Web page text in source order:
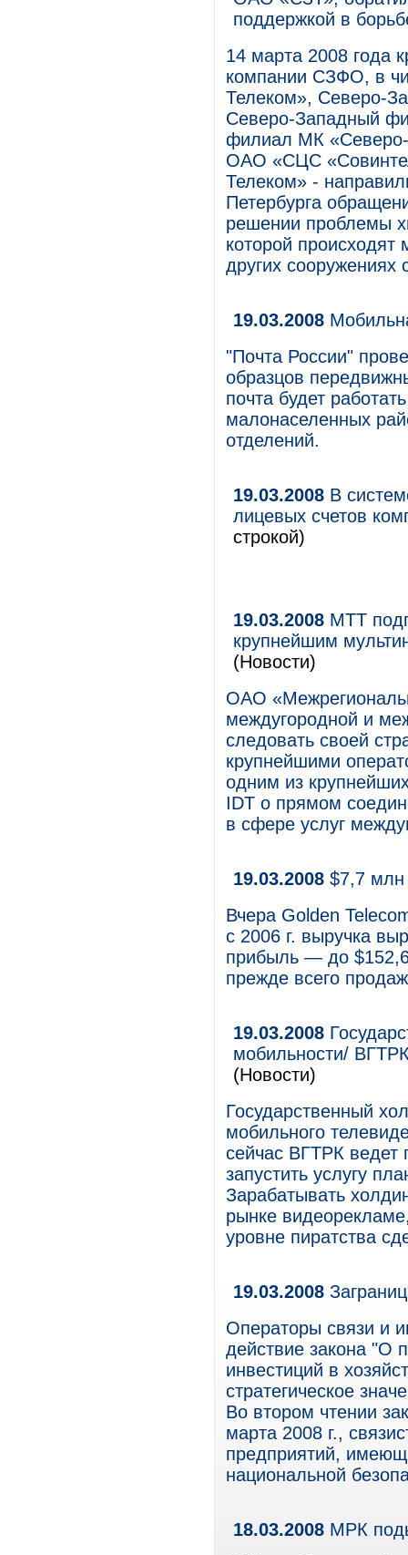
поддержкой в
14 марта 2008 года
компании СЗФО, в
Телеком», Северо-
Северо-Западный
филиал МК «Северо-
ОАО «СЦС
Телеком» -
Петербурга
решении проблемы
которой
других сооружениях
19.03.2008
"Почта России"
образцов
почта будет
малонаселенных
отделений.
19.03.2008 В
лицевых счетов
строкой)
19.03.2008 МТТ
крупнейшим
(Новости)
ОАО
междугородной и
следовать своей
крупнейшими
одним из
IDT о прямом
в сфере услуг
19.03.2008 $7,7
Вчера Golden
с 2006 г. выручка
прибыль — до
прежде всего
19.03.2008
мобильности/
(Новости)
Государственный
мобильного
сейчас ВГТРК ведет
запустить услугу
Зарабатывать
рынке
уровне пиратства
19.03.2008
Операторы связи и
действие закона "О
инвестиций в
стратегическое
Во втором чтении
марта 2008 г.,
предприятий,
национальной
18.03.2008 МРК